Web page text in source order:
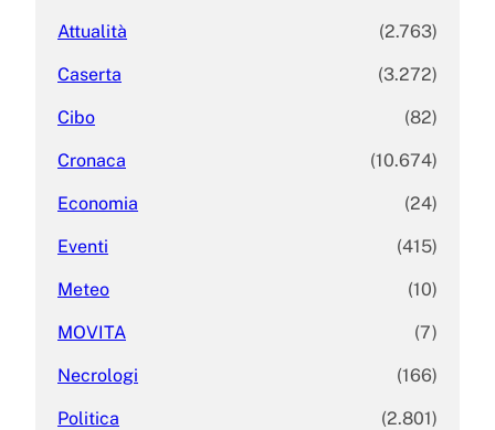
Attualità (2.763)
Caserta (3.272)
Cibo (82)
Cronaca (10.674)
Economia (24)
Eventi (415)
Meteo (10)
MOVITA (7)
Necrologi (166)
Politica (2.801)